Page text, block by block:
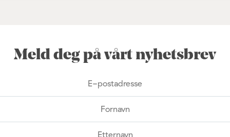
Meld deg på vårt nyhetsbrev